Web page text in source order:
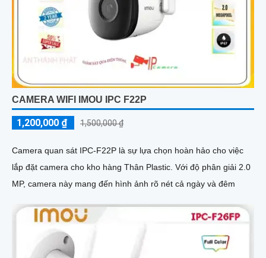
CAMERA WIFI IMOU IPC F22P
1,200,000 ₫ 1,500,000 ₫
Camera quan sát IPC-F22P là sự lựa chọn hoàn hảo cho việc
lắp đặt camera cho kho hàng Thân Plastic. Với độ phân giải 2.0
MP, camera này mang đến hình ảnh rõ nét cả ngày và đêm